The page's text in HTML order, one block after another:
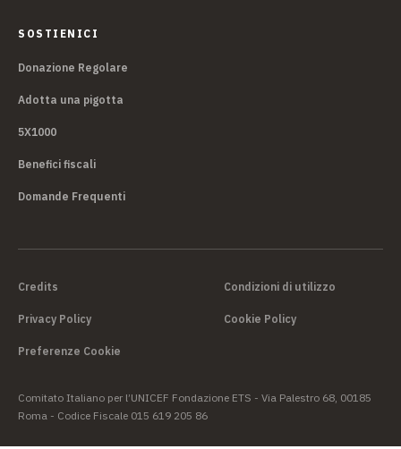
SOSTIENICI
Donazione Regolare
Adotta una pigotta
5X1000
Benefici fiscali
Domande Frequenti
Credits Condizioni di utilizzo
Privacy Policy Cookie Policy
Preferenze Cookie
Comitato Italiano per l’UNICEF Fondazione ETS - Via Palestro 68, 00185
Roma - Codice Fiscale 015 619 205 86